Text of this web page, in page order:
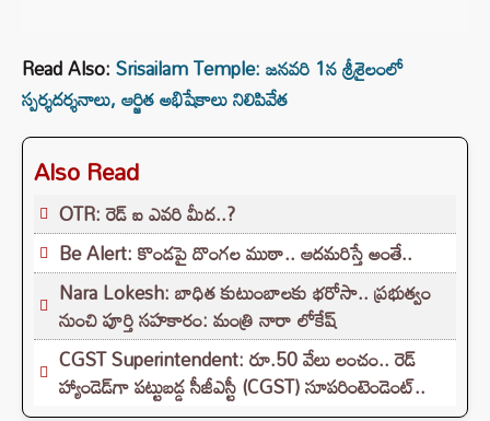
Read Also:Srisailam Temple: జనవరి 1న శ్రీశైలంలో
స్పర్శదర్శనాలు, ఆర్జిత అభిషేకాలు నిలిపివేత
Also Read
OTR: రెడ్ ఐ ఎవరి మీద..?
Be Alert: కొండపై దొంగల ముఠా.. ఆదమరిస్తే అంతే..
Nara Lokesh: బాధిత కుటుంబాలకు భరోసా.. ప్రభుత్వం
నుంచి పూర్తి సహకారం: మంత్రి నారా లోకేష్
CGST Superintendent: రూ.50 వేలు లంచం.. రెడ్
హ్యాండెడ్‌గా పట్టుబడ్డ సీజీఎస్టీ (CGST) సూపరింటెండెంట్..